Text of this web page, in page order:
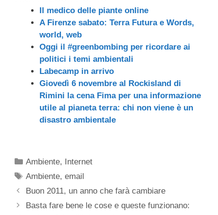
Il medico delle piante online
A Firenze sabato: Terra Futura e Words,
world, web
Oggi il #greenbombing per ricordare ai
politici i temi ambientali
Labecamp in arrivo
Giovedì 6 novembre al Rockisland di
Rimini la cena Fima per una informazione
utile al pianeta terra: chi non viene è un
disastro ambientale
Categorie
Ambiente,
Internet
Tag
Ambiente,email
Buon 2011, un anno che farà cambiare
Basta fare bene le cose e queste funzionano: